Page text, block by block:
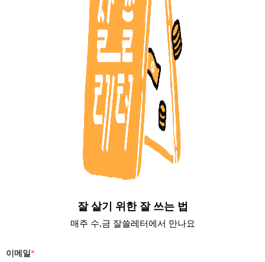
잘 살기 위한 잘 쓰는 법
매주 수,금 잘쓸레터에서 만나요
이메일*